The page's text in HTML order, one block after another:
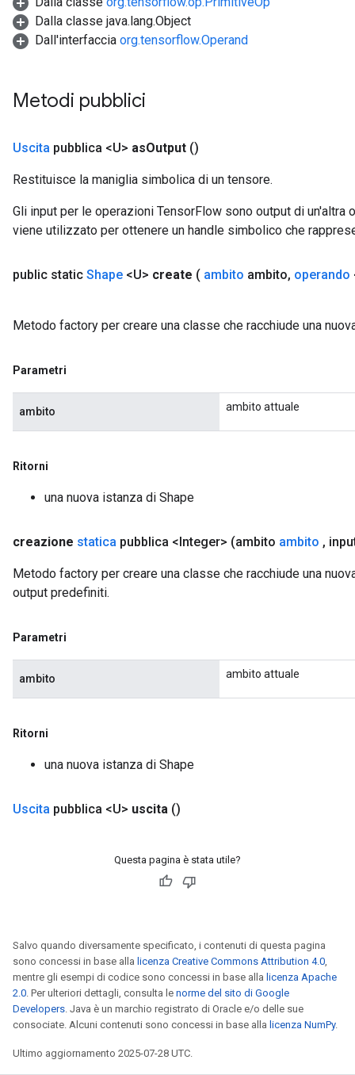
Dalla classe java.lang.Object
Dall'interfaccia org.tensorflow.Operand
Metodi pubblici
Uscita pubblica <U> asOutput ()
Restituisce la maniglia simbolica di un tensore.
Gli input per le operazioni TensorFlow sono output di un'altra
viene utilizzato per ottenere un handle simbolico che
public static Shape <U> create ( ambito ambito, operando
Metodo factory per creare una classe che racchiude una
Parametri
ambito ambito attuale
Ritorni
una nuova istanza di Shape
creazione statica pubblica <Integer> (ambito ambito ,
Metodo factory per creare una classe che racchiude una
output predefiniti.
Parametri
ambito ambito attuale
Ritorni
una nuova istanza di Shape
Uscita pubblica <U> uscita ()
Questa pagina è stata utile?
Salvo quando diversamente specificato, i contenuti di questa pagina
sono concessi in base alla licenza Creative Commons Attribution 4.0,
mentre gli esempi di codice sono concessi in base alla licenza Apache
2.0. Per ulteriori dettagli, consulta le norme del sito di Google
Developers. Java è un marchio registrato di Oracle e/o delle sue
consociate. Alcuni contenuti sono concessi in base alla licenza NumPy.
Ultimo aggiornamento 2025-07-28 UTC.